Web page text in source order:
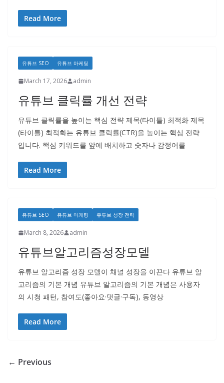
Read More
유튜브 SEO 유튜브 마케팅
March 17, 2026 admin
유튜브 클릭률 개선 전략
유튜브 클릭률을 높이는 핵심 전략 제목(타이틀) 최적화 제목
(타이틀) 최적화는 유튜브 클릭률(CTR)을 높이는 핵심 전략
입니다. 핵심 키워드를 앞에 배치하고 숫자나 감정어를
Read More
유튜브 SEO 유튜브 마케팅 유튜브 성장 전략
March 8, 2026 admin
유튜브알고리즘성장모델
유튜브 알고리즘 성장 모델이 채널 성장을 이끈다 유튜브 알
고리즘의 기본 개념 유튜브 알고리즘의 기본 개념은 사용자
의 시청 패턴, 참여도(좋아요·댓글·구독), 동영상
Read More
← Previous